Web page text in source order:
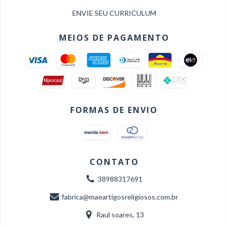
ENVIE SEU CURRICULUM
MEIOS DE PAGAMENTO
FORMAS DE ENVIO
CONTATO
38988317691
fabrica@maeartigosreligiosos.com.br
Raul soares, 13